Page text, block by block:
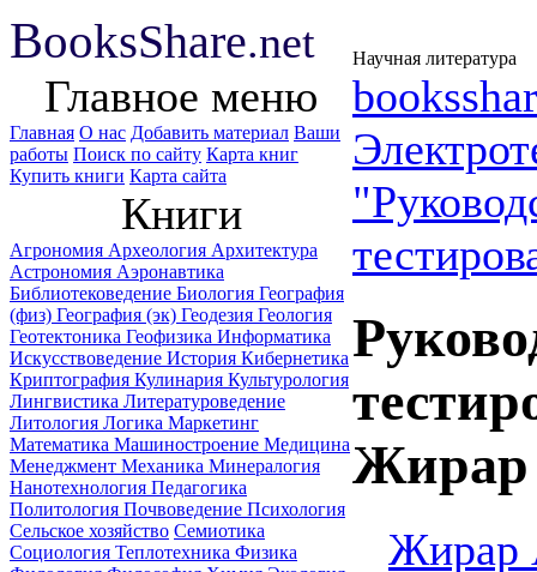
BooksShare.net Научная литература
Главное меню
Главная О нас Добавить материал Ваши
работы Поиск по сайту Карта книг
Купить книги Карта сайта
Книги
Агрономия Археология Архитектура
Астрономия Аэронавтика
Библиотековедение Биология География
(физ) География (эк) Геодезия Геология
Геотектоника Геофизика Информатика
Искусствоведение История Кибернетика
Криптография Кулинария Культурология
Лингвистика Литературоведение
Литология Логика Маркетинг
Математика Машиностроение Медицина
Менеджмент Механика Минералогия
Нанотехнология Педагогика
Политология Почвоведение Психология
Сельское хозяйство Семиотика
Социология Теплотехника Физика
Жирар